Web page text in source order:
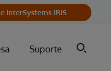
InterSystems IRIS
Suporte